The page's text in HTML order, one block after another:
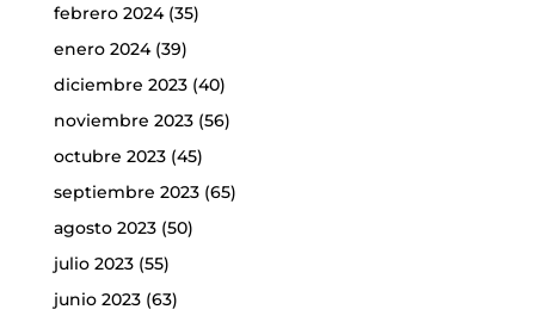
febrero 2024(35)
enero 2024(39)
diciembre 2023(40)
noviembre 2023(56)
octubre 2023(45)
septiembre 2023(65)
agosto 2023(50)
julio 2023(55)
junio 2023(63)